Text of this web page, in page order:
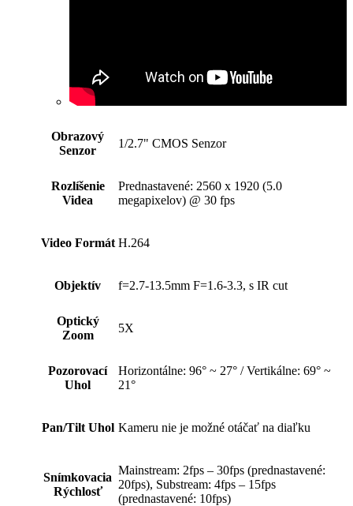
Obrazový
Senzor
1/2.7" CMOS Senzor
Rozlíšenie
Videa
Prednastavené: 2560 x 1920 (5.0
megapixelov) @ 30 fps
Video Formát H.264
Objektív f=2.7-13.5mm F=1.6-3.3, s IR cut
Optický
Zoom
5X
Pozorovací
Uhol
Horizontálne: 96° ~ 27° / Vertikálne: 69° ~
21°
Pan/Tilt Uhol Kameru nie je možné otáčať na diaľku
Snímkovacia
Rýchlosť
Mainstream: 2fps – 30fps (prednastavené:
20fps), Substream: 4fps – 15fps
(prednastavené: 10fps)